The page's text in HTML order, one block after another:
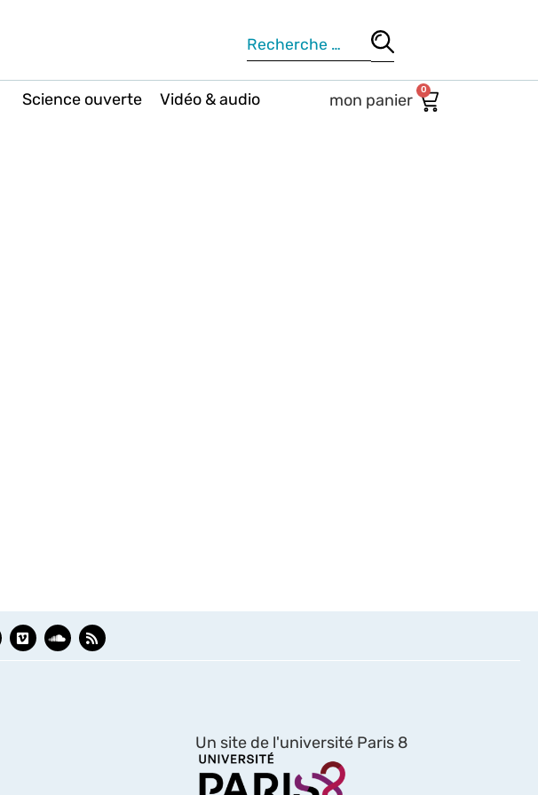
Science ouverte Vidéo & audio 0
Un site de l'université Paris 8